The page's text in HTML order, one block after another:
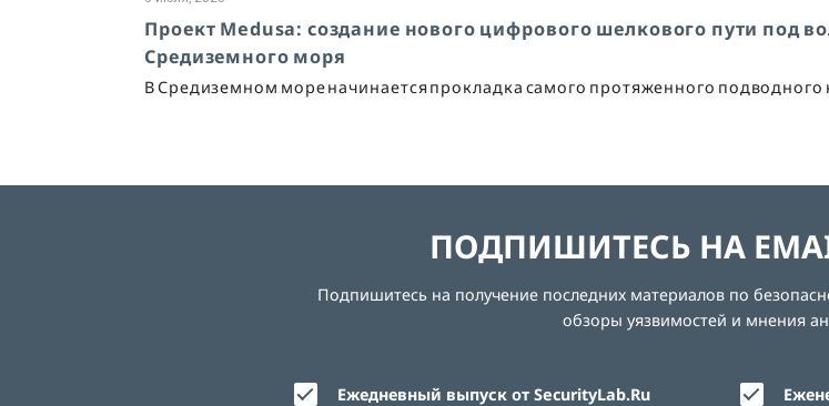
Проект Medusa: создание нового цифрового шелкового пути под
Средиземного моря
В Средиземном море начинается прокладка самого протяженного подводного
ПОДПИШИТЕСЬ НА
Подпишитесь на получение последних материалов по
обзоры уязвимостей и мнения
Ежедневный выпуск от SecurityLab.Ru